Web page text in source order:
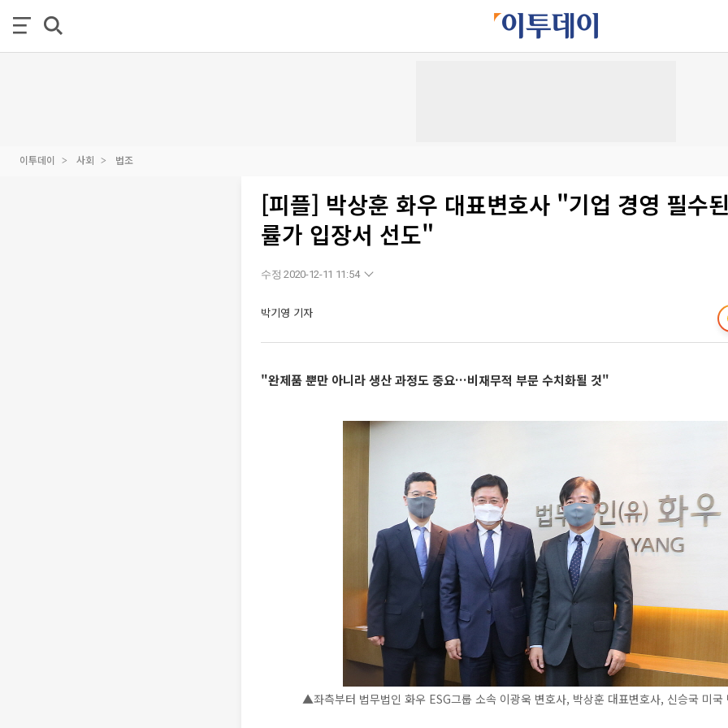
이투데이 사회 법조
[피플] 박상훈 화우 대표변호사 "기업 경영 필수
률가 입장서 선도"
수정 2020-12-11 11:54
박기영 기자
"완제품 뿐만 아니라 생산 과정도 중요…비재무적 부문 수치화될 것"
▲좌측부터 법무법인 화우 ESG그룹 소속 이광욱 변호사, 박상훈 대표변호사, 신승국 미국